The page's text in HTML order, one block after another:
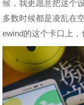
候，我更愿意把这个
多数时候都是凌乱在
ewind的这个卡口上，